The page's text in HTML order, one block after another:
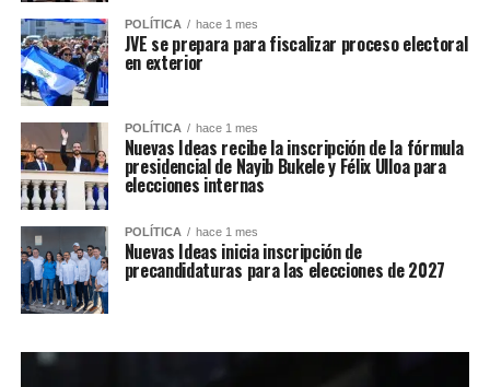
POLÍTICA hace 1 mes
JVE se prepara para fiscalizar proceso electoral
en exterior
POLÍTICA hace 1 mes
Nuevas Ideas recibe la inscripción de la fórmula
presidencial de Nayib Bukele y Félix Ulloa para
elecciones internas
POLÍTICA hace 1 mes
Nuevas Ideas inicia inscripción de
precandidaturas para las elecciones de 2027